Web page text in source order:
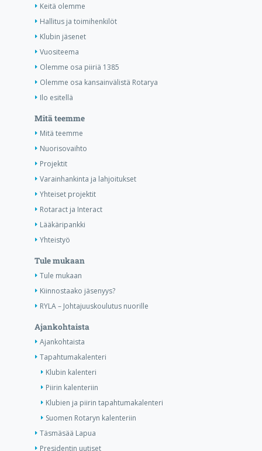
Keitä olemme
Hallitus ja toimihenkilöt
Klubin jäsenet
Vuositeema
Olemme osa piiriä 1385
Olemme osa kansainvälistä Rotarya
Ilo esitellä
Mitä teemme
Mitä teemme
Nuorisovaihto
Projektit
Varainhankinta ja lahjoitukset
Yhteiset projektit
Rotaract ja Interact
Lääkäripankki
Yhteistyö
Tule mukaan
Tule mukaan
Kiinnostaako jäsenyys?
RYLA – Johtajuuskoulutus nuorille
Ajankohtaista
Ajankohtaista
Tapahtumakalenteri
Klubin kalenteri
Piirin kalenteriin
Klubien ja piirin tapahtumakalenteri
Suomen Rotaryn kalenteriin
Täsmäsää Lapua
Presidentin uutiset